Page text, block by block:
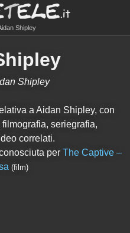
Shipley
Shipley
a Aidan Shipley, con
filmografia, seriegrafia,
correlati.
perThe Captive –
(film)